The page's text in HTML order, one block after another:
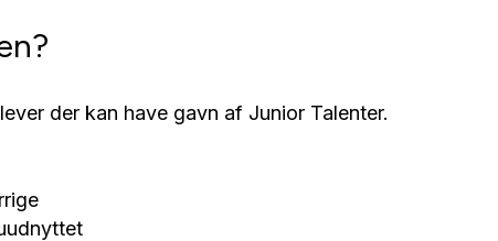
der kan have gavn af Junior Talenter.